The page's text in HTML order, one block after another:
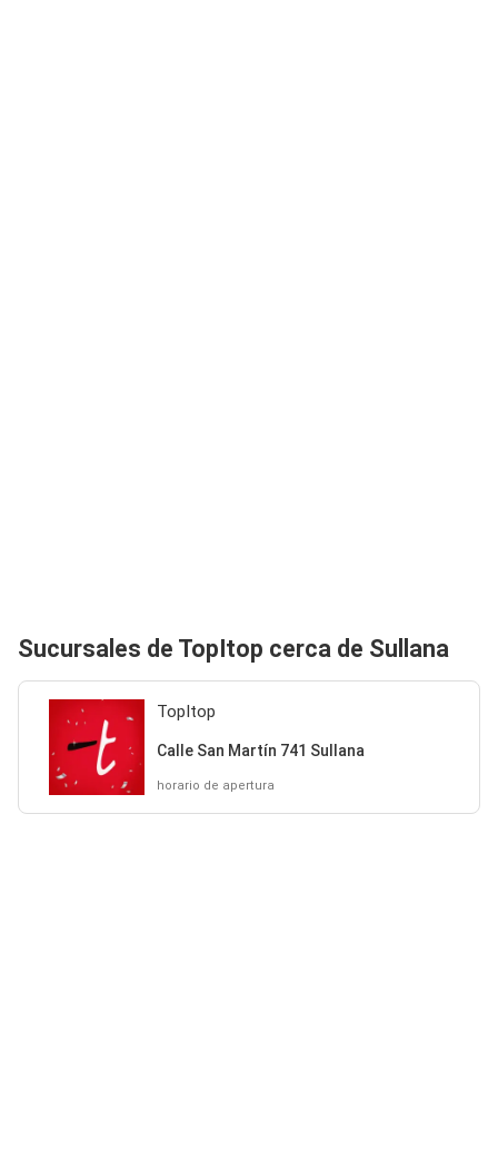
Sucursales de TopItop cerca de Sullana
TopItop
Calle San Martín 741 Sullana
horario de apertura